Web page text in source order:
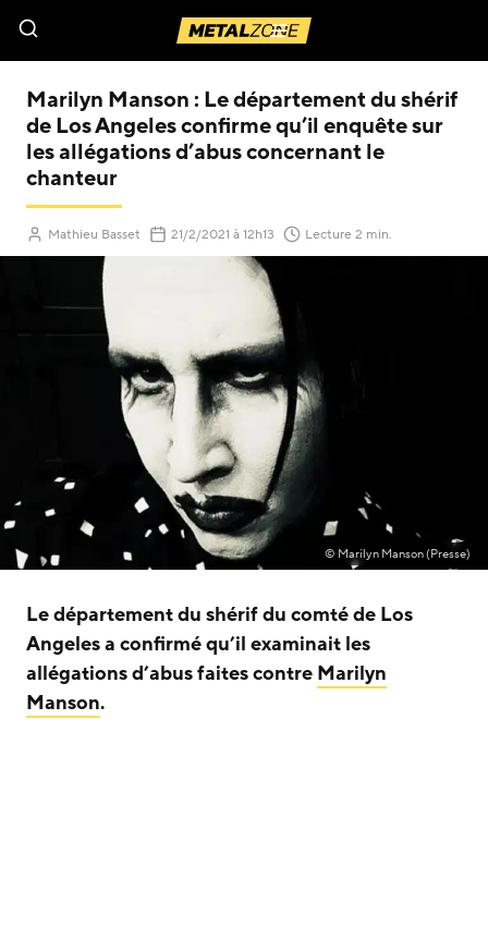
Menu
Marilyn Manson : Le département du shérif
de Los Angeles confirme qu’il enquête sur
les allégations d’abus concernant le
chanteur
Mathieu Basset 21/2/2021 (Mis à jour le )
à 12h13 Lecture 2 min.
© Marilyn Manson (Presse)
Le département du shérif du comté de Los
Angeles a confirmé qu’il examinait les
allégations d’abus faites contre Marilyn
Manson.